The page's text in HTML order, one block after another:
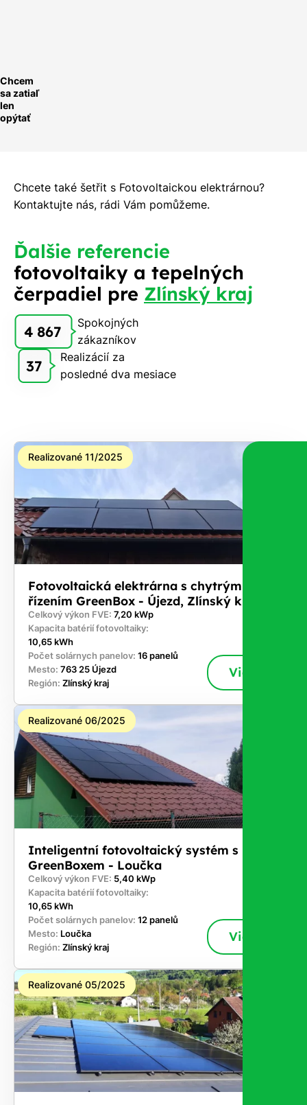
Chcem
sa zatiaľ
len
opýtať
Chcete také šetřit s Fotovoltaickou elektrárnou?
Kontaktujte nás, rádi Vám pomůžeme.
Ďalšie referencie
fotovoltaiky a tepelných
čerpadiel pre Zlínský kraj
4 867
Spokojných
zákazníkov
37
Realizácií za
posledné dva mesiace
Realizované 11/2025
Fotovoltaická elektrárna s chytrým
řízením GreenBox - Újezd, Zlínský kraj
Celkový výkon FVE: 7,20 kWp
Kapacita batérií fotovoltaiky:
10,65 kWh
Počet solárnych panelov: 16 panelů
Mesto: 763 25 Újezd
Región: Zlínský kraj
Viac
Realizované 06/2025
Inteligentní fotovoltaický systém s
GreenBoxem - Loučka
Celkový výkon FVE: 5,40 kWp
Kapacita batérií fotovoltaiky:
10,65 kWh
Počet solárnych panelov: 12 panelů
Mesto: Loučka
Región: Zlínský kraj
Viac
Realizované 05/2025